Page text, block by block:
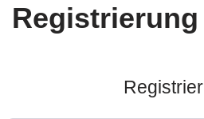
Registrierung